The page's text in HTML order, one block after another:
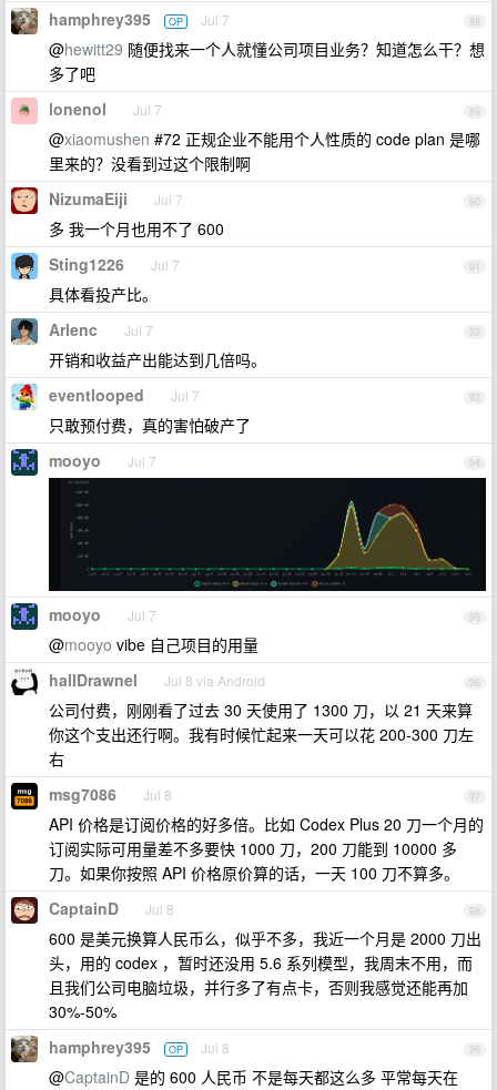
88
hamphrey395 OP Jul 7
@hewitt29 随便找来一个人就懂公司项目业务？知道怎么干？想
多了吧
89
lonenol Jul 7
@xiaomushen #72 正规企业不能用个人性质的 code plan 是哪
里来的？没看到过这个限制啊
90
NizumaEiji Jul 7
多 我一个月也用不了 600
91
Sting1226 Jul 7
具体看投产比。
92
Arlenc Jul 7
开销和收益产出能达到几倍吗。
93
eventlooped Jul 7
只敢预付费，真的害怕破产了
94
mooyo Jul 7
95
mooyo Jul 7
@mooyo vibe 自己项目的用量
96
hallDrawnel Jul 8 via Android
公司付费，刚刚看了过去 30 天使用了 1300 刀，以 21 天来算
你这个支出还行啊。我有时候忙起来一天可以花 200-300 刀左
右
97
msg7086 Jul 8
API 价格是订阅价格的好多倍。比如 Codex Plus 20 刀一个月的
订阅实际可用量差不多要快 1000 刀，200 刀能到 10000 多
刀。如果你按照 API 价格原价算的话，一天 100 刀不算多。
98
CaptainD Jul 8
600 是美元换算人民币么，似乎不多，我近一个月是 2000 刀出
头，用的 codex ，暂时还没用 5.6 系列模型，我周末不用，而
且我们公司电脑垃圾，并行多了有点卡，否则我感觉还能再加
30%-50%
99
hamphrey395 OP Jul 8
@CaptainD 是的 600 人民币 不是每天都这么多 平常每天在